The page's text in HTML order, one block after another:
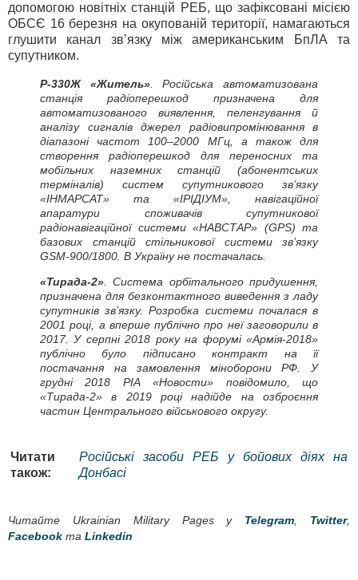
допомогою новітніх станцій РЕБ, що зафіксовані місією
ОБСЄ 16 березня на окупованій території, намагаються
глушити канал зв’язку між американським БпЛА та
супутником.
Р-330Ж «Житель». Російська автоматизована
станція радіоперешкод призначена для
автоматизованого виявлення, пеленгування й
аналізу сигналів джерел радіовипромінювання в
діапазоні частот 100–2000 МГц, а також для
створення радіоперешкод для переносних та
мобільних наземних станцій (абонентських
терміналів) систем супутникового зв’язку
«ІНМАРСАТ» та «ІРІДІУМ», навігаційної
апаратури споживачів супутникової
радіонавігаційної системи «НАВСТАР» (GPS) та
базових станцій стільникової системи зв’язку
GSM-900/1800. В Україну не постачалась.
«Тирада-2» . Система орбітального придушення,
призначена для безконтактного виведення з ладу
супутників зв’язку. Розробка системи почалася в
2001 році, а вперше публічно про неї заговорили в
2017. У серпні 2018 року на форумі «Армія-2018»
публічно було підписано контракт на її
постачання на замовлення міноборони РФ. У
грудні 2018 РІА «Новости» повідомило, що
«Тирада-2» в 2019 році надійде на озброєння
частин Центрального військового округу.
Читати
також:
Російські засоби РЕБ у бойових діях на
Донбасі
Читайте Ukrainian Military Pages у Telegram Twitter,
Facebook та Linkedin